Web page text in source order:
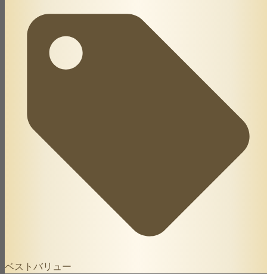
ベストバリュー